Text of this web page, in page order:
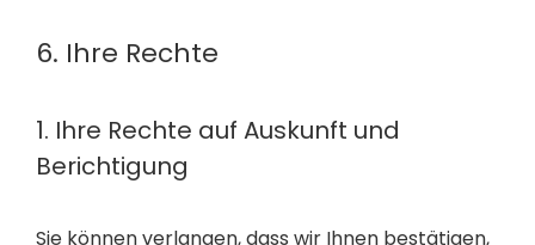
6. Ihre Rechte
1. Ihre Rechte auf Auskunft und
Berichtigung
Sie können verlangen, dass wir Ihnen bestätigen,